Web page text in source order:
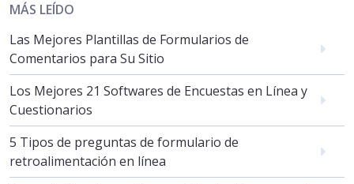
MÁS LEÍDO
Las Mejores Plantillas de Formularios de
Comentarios para Su Sitio
Los Mejores 21 Softwares de Encuestas en Línea y
Cuestionarios
5 Tipos de preguntas de formulario de
retroalimentación en línea